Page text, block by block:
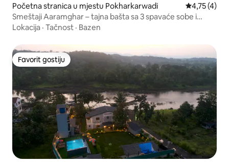
Početna stranica u mjestu Pokharkarwadi prosječna
4,75 (4)
Smeštaji Aaramghar – tajna bašta sa 3 spavaće sobe i
doručkom
Lokacija · Tačnost · Bazen
Favorit gostiju
Favorit gostiju